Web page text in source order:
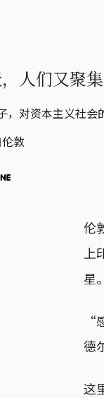
人们又聚
对资本主义社会
敦
伦
星
“
德
这